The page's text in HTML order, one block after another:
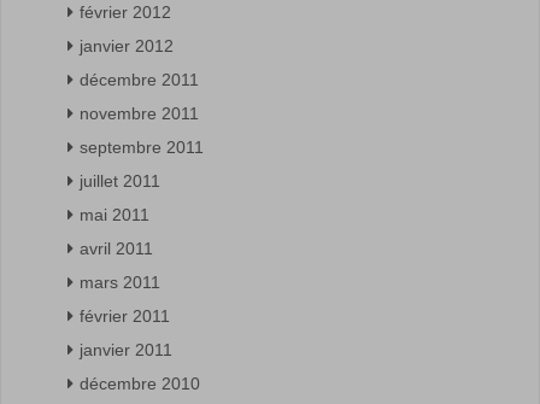
février 2012
janvier 2012
décembre 2011
novembre 2011
septembre 2011
juillet 2011
mai 2011
avril 2011
mars 2011
février 2011
janvier 2011
décembre 2010